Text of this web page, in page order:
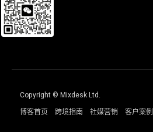
Copyright © Mixdesk Ltd.
博客首页
跨境指南 社媒营销 客户案例